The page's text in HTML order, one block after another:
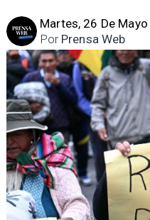
Martes, 26 De
Prensa Web
Por